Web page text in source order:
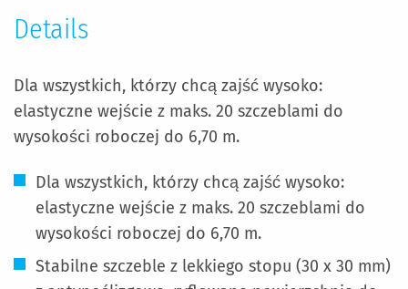
Details
Dla wszystkich, którzy chcą zajść wysoko:
elastyczne wejście z maks. 20 szczeblami do
wysokości roboczej do 6,70 m.
Dla wszystkich, którzy chcą zajść wysoko:
elastyczne wejście z maks. 20 szczeblami do
wysokości roboczej do 6,70 m.
Stabilne szczeble z lekkiego stopu (30 x 30 mm)